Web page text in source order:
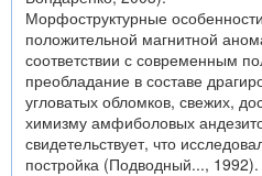
Морфоструктурные
положительной магнитной
соответствии с современным
преобладание в составе
угловатых обломков, свежих,
химизму амфиболовых
свидетельствует, что
постройка (Подводный..., 1992).